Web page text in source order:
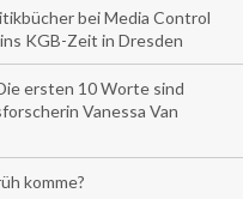
bei Media Control
KGB-Zeit in Dresden
ersten 10 Worte sind
Vanessa Van
komme?